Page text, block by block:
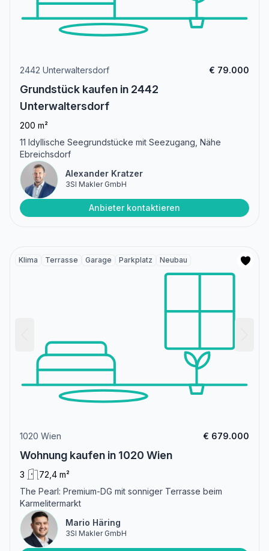
2442 Unterwaltersdorf € 79.000
Grundstück kaufen in 2442
Unterwaltersdorf
200 m²
11 Idyllische Seegrundstücke mit Seezugang, Nähe
Ebreichsdorf
Alexander Kratzer
3SI Makler GmbH
Anbieter kontaktieren
Klima Terrasse Garage Parkplatz Neubau
1020 Wien € 679.000
Wohnung kaufen in 1020 Wien
3
72,4 m²
The Pearl: Premium-DG mit sonniger Terrasse beim
Karmelitermarkt
Mario Häring
3SI Makler GmbH